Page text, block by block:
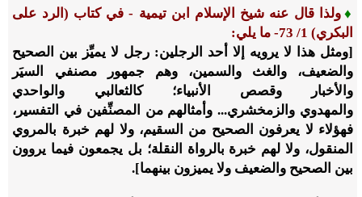
♦ ولذا قال عنه شيخ الإسلام ابن تيمية - في كتاب (الرد على
البكري) 1
/
73- ما يلي:
[ومثل هذا لا يرويه إلا أحد الرجلين: رجل لا يميِّز بين الصحيح
والضعيف، والغث والسمين، وهم جمهور مصنفي السيَر
والأخبار وقصص الأنبياء؛ كالثعالبي والواحدي
والمهدوي والزمخشري... وأمثالهم من المصنِّفين في التفسير،
فهؤلاء لا يعرفون الصحيح من السقيم، ولا لهم خبرة بالمروي
المنقول، ولا لهم خبرة بالرواة النقلة؛ بل يجمعون فيما يروون
بين الصحيح والضعيف ولا يميزون بينهما].